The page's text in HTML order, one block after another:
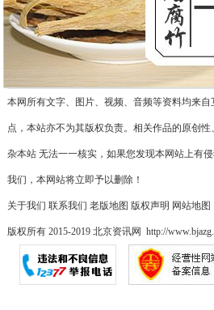
本网所有文字、图片、视频、音频等资料均来
点，本站亦不为其版权负责。相关作品的原创
杂本站 无法一一核实，如果您发现本网站上有
我们，本网站将立即予以删除！
关于我们 联系我们 老版地图 版权声明 网站地图
版权所有 2015-2019 北京资讯网 http://